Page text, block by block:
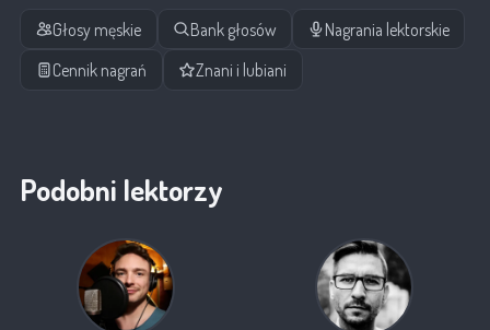
Głosy męskie Bank głosów
Nagrania lektorskie
Cennik nagrań
Znani i lubiani
Podobni lektorzy